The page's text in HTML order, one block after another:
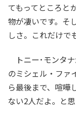
てもってところと
物が凄いです。そ
しさ。これだけで
トニー･モンタ
のミシェル・ファ
ら最後まで、喧嘩
ない2人だよ。と思